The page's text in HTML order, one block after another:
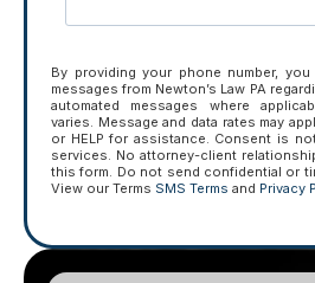
By providing your phone number,
messages from Newton’s Law PA
automated messages where
varies. Message and data rates may
or HELP for assistance. Consent is
services. No attorney-client
this form. Do not send confidential or
View our Terms SMS Terms and Privacy